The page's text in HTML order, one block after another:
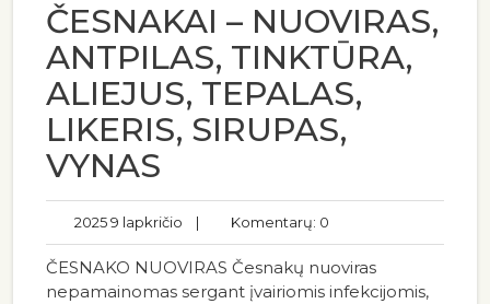
ČESNAKAI – NUOVIRAS,
ANTPILAS, TINKTŪRA,
ALIEJUS, TEPALAS,
LIKERIS, SIRUPAS,
VYNAS
2025 9 lapkričio | Komentarų: 0
ČESNAKO NUOVIRAS Česnakų nuoviras
nepamainomas sergant įvairiomis infekcijomis,